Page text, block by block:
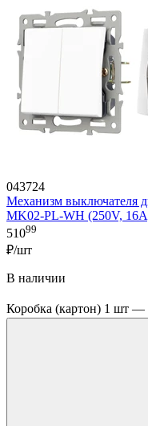
043724
Механизм выключателя
MK02-PL-WH (250V,
51099
₽/шт
В наличии
Коробка (картон) 1 шт —